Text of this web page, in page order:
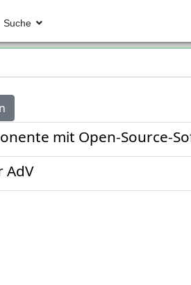
Suche
mit Open-Source-
AdV